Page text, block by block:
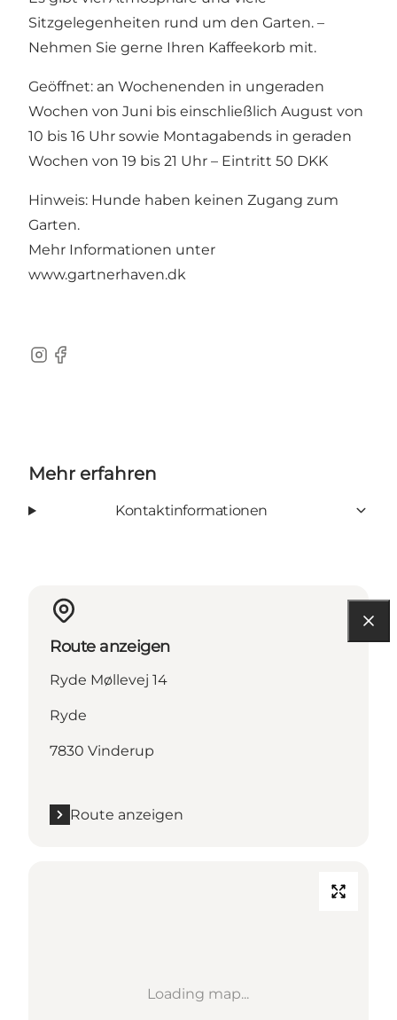
Sitzgelegenheiten rund um den Garten. –
Nehmen Sie gerne Ihren Kaffeekorb mit.
Geöffnet: an Wochenenden in ungeraden
Wochen von Juni bis einschließlich August von
10 bis 16 Uhr sowie Montagabends in geraden
Wochen von 19 bis 21 Uhr – Eintritt 50 DKK
Hinweis: Hunde haben keinen Zugang zum
Garten.
Mehr Informationen unter
www.gartnerhaven.dk
Instagram
Facebook
Mehr erfahren
Kontaktinformationen
Route anzeigen
Ryde Møllevej 14
Ryde
7830 Vinderup
Route anzeigen
Loading map...